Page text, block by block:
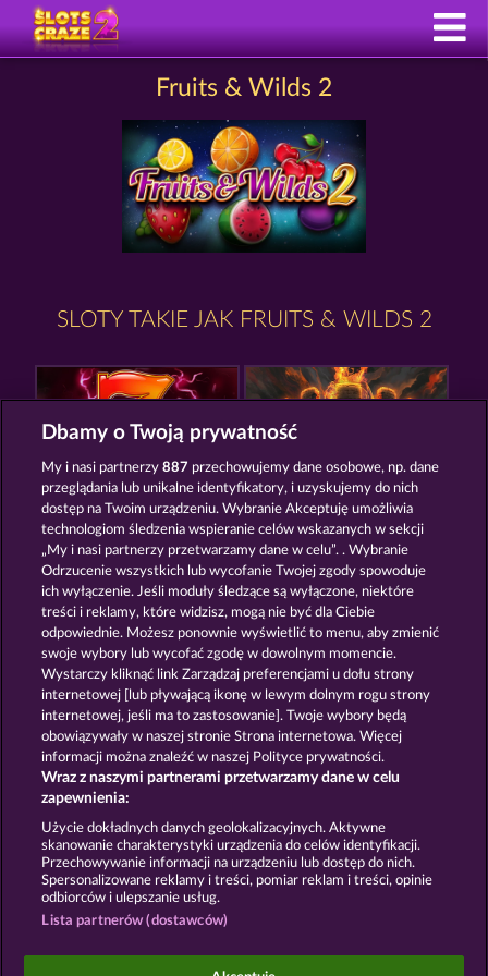
Fruits & Wilds 2
SLOTY TAKIE JAK FRUITS & WILDS 2
MIGHTY 40 TOWER OF POWER
FRUIT MANIA RHFP
Zasady i warunki Polityka prywatności
Nota prawna Firma FAQ Facebook
Prześlij wniosek o wypłatę
Gry społecznościowe mają przeznaczenie czysto
Dbamy o Twoją prywatność
My i nasi partnerzy887 przechowujemy dane osobowe, np. dane
przeglądania lub unikalne identyfikatory, i uzyskujemy do nich
dostęp na Twoim urządzeniu. Wybranie Akceptuję umożliwia
technologiom śledzenia wspieranie celów wskazanych w sekcji
„My i nasi partnerzy przetwarzamy dane w celu”. . Wybranie
Odrzucenie wszystkich lub wycofanie Twojej zgody spowoduje
ich wyłączenie. Jeśli moduły śledzące są wyłączone, niektóre
treści i reklamy, które widzisz, mogą nie być dla Ciebie
odpowiednie. Możesz ponownie wyświetlić to menu, aby zmienić
swoje wybory lub wycofać zgodę w dowolnym momencie.
Wystarczy kliknąć link Zarządzaj preferencjami u dołu strony
internetowej [lub pływającą ikonę w lewym dolnym rogu strony
internetowej, jeśli ma to zastosowanie]. Twoje wybory będą
obowiązywały w naszej stronie Strona internetowa. Więcej
informacji można znaleźć w naszej Polityce prywatności.
Wraz z naszymi partnerami przetwarzamy dane w celu
zapewnienia:
Użycie dokładnych danych geolokalizacyjnych. Aktywne
skanowanie charakterystyki urządzenia do celów identyfikacji.
Przechowywanie informacji na urządzeniu lub dostęp do nich.
Spersonalizowane reklamy i treści, pomiar reklam i treści, opinie
odbiorców i ulepszanie usług.
Lista partnerów (dostawców)